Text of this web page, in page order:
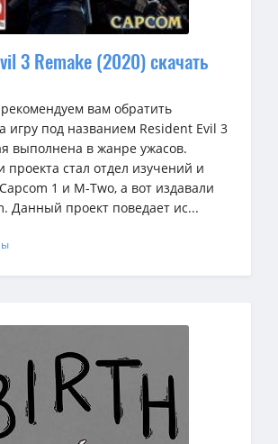
3 Remake (2020) скачать
вам обратить
игру под названием Resident Evil 3
выполнена в жанре ужасов.
проекта стал отдел изучений и
1 и M-Two, а вот издавали
Данный проект поведает ис...